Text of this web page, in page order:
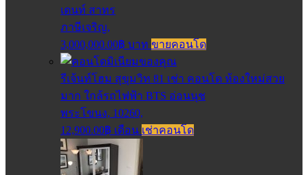
เดนท์ สาทร
ภาษีเจริญ,
3,000,000.00฿ บาท ขายคอนโด
รีเจ้นท์โฮม สุขุมวิท 81 เช่า คอนโด ห้องใหม่สวย
มาก ใกล้รถไฟฟ้า BTS อ่อนนุช
พระโขนง, 10260,
12,900.00฿ เดือน เช่าคอนโด